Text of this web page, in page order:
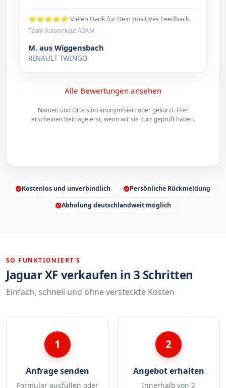
⭐⭐⭐⭐⭐ Vielen Dank für Dein positives Feedback.
Team Autoankauf ADAM
M. aus Wiggensbach
RENAULT TWINGO
Alle Bewertungen ansehen
Namen und Orte sind anonymisiert oder gekürzt. Hier
erscheinen Beiträge erst, wenn wir sie kurz geprüft haben.
Kostenlos und unverbindlich
Persönliche Rückmeldung
Abholung deutschlandweit möglich
SO FUNKTIONIERT'S
Jaguar XF verkaufen in 3 Schritten
Einfach, schnell und ohne versteckte Kosten
1
Anfrage senden
Formular ausfüllen oder
2
Angebot erhalten
Innerhalb von 2